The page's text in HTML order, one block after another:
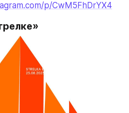
p/CwM5FhDrYX4